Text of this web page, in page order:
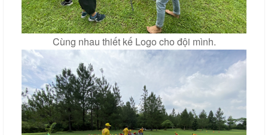
Cùng nhau thiết kế Logo cho đội mình.